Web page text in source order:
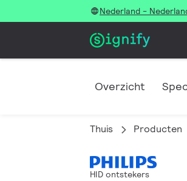
Nederland -
Overzicht
Thuis Producten
HID ontstekers